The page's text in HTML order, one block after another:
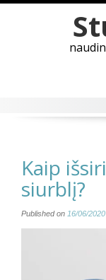
Kaip
siurblį?
Published on 16/06/2020